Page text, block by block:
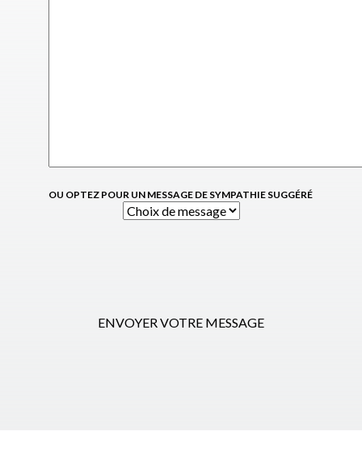
OU OPTEZ POUR UN MESSAGE DE SYMPATHIE SUGGÉRÉ
ENVOYER VOTRE MESSAGE